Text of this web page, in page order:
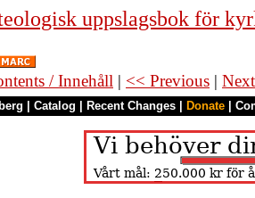
uppslagsbok för
/ Innehåll | << Previous |
Catalog Recent Changes Donate